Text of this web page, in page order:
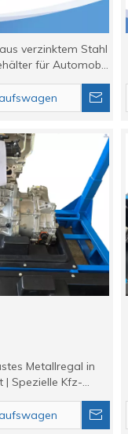
verzinktem Stahl
für Automobil
(Toyoebox)
Metallregal in
| Spezielle Kfz-
| TOYOE